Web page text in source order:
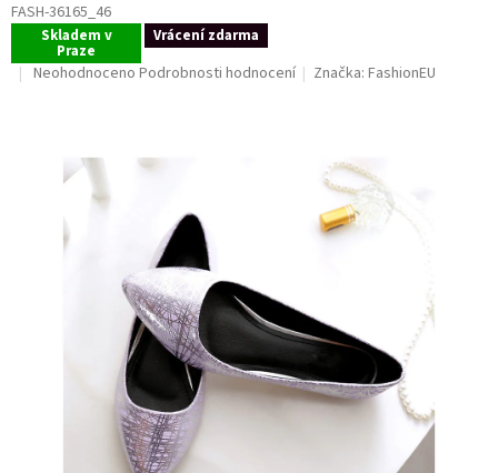
FASH-36165_46
Skladem v
Praze
Vrácení zdarma
Průměrné
hvězdiček.
Neohodnoceno Podrobnosti hodnocení Značka:FashionEU